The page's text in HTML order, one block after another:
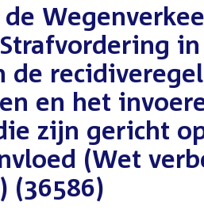
de
en het
zijn gericht
(Wet
(36586)